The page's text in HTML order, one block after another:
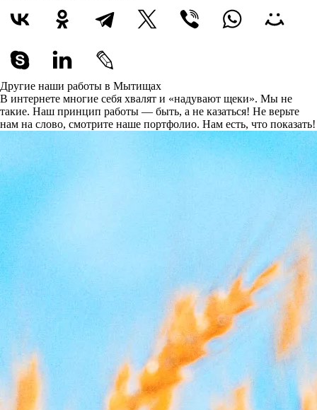
Другие наши работы в Мытищах
В интернете многие себя хвалят и «надувают щеки». Мы не
такие. Наш принцип работы — быть, а не казаться! Не верьте
нам на слово, смотрите наше портфолио. Нам есть, что показать!